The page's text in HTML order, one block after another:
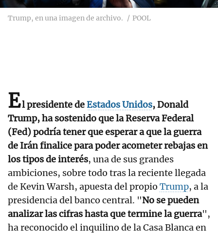
Trump, en una imagen de archivo. POOL
El presidente deEstados Unidos, Donald
Trump, ha sostenido que la Reserva Federal
(Fed) podría tener que esperar a que la guerra
de Irán finalice para poder acometer rebajas en
los tipos de interés, una de sus grandes
ambiciones, sobre todo tras la reciente llegada
de Kevin Warsh, apuesta del propio Trump, a la
presidencia del banco central. "No se pueden
analizar las cifras hasta que termine la guerra",
ha reconocido el inquilino de la Casa Blanca en